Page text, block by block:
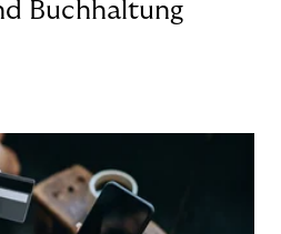
Buchhaltung